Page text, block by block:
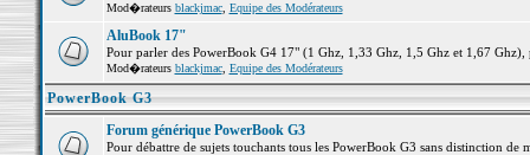
Mod�rateurs blackjmac, Equipe des Modérateurs
AluBook 17"
Pour parler des PowerBook G4 17" (1 Ghz, 1,33 Ghz, 1,5 Ghz et 1,67 Ghz),
Mod�rateurs blackjmac, Equipe des Modérateurs
PowerBook G3
Forum générique PowerBook G3
Pour débattre de sujets touchants tous les PowerBook G3 sans distinction de